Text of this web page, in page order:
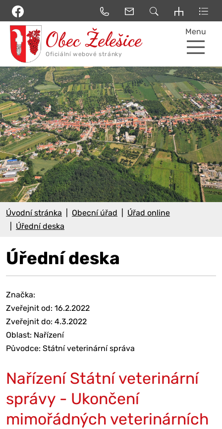
Menu
Úvodní stránka Obecní úřad
Úřad online
Úřední deska
Úřední deska
Značka:
Zveřejnit od: 16.2.2022
Zveřejnit do: 4.3.2022
Oblast: Nařízení
Původce: Státní veterinární správa
Nařízení Státní veterinární
správy - Ukončení
mimořádných veterinárních